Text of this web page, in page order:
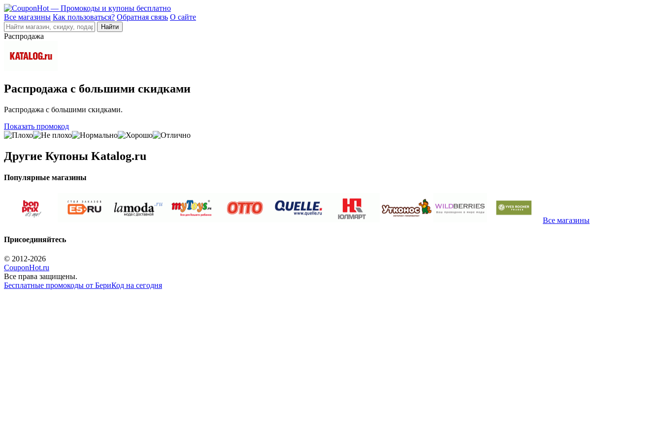
Все магазины Как пользоваться? Обратная связь О сайте
Распродажа
Распродажа с большими скидками
Распродажа с большими скидками.
Показать промокод
Другие Купоны Katalog.ru
Популярные магазины
Все магазины
Присоединяйтесь
© 2012-2026
CouponHot.ru
Все права защищены.
Бесплатные промокоды от БериКод на сегодня